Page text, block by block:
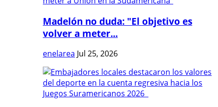
Madelón no duda: "El objetivo es
volver a meter...
enelarea Jul 25, 2026